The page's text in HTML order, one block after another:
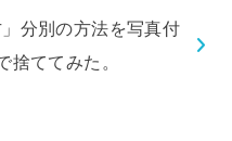
分別の方法を写真付
捨ててみた。